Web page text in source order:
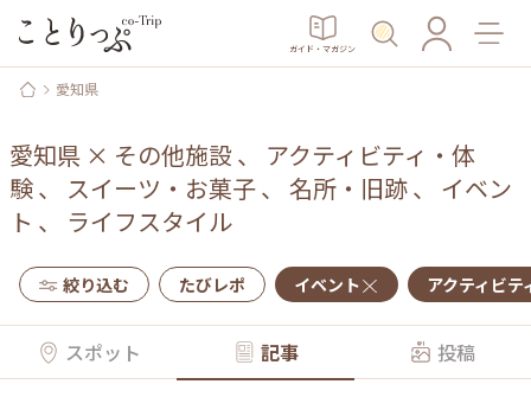
ガイド・マガジン
愛知県
愛知県 × その他施設、 アクティビティ・体
験、 スイーツ・お菓子、 名所・旧跡、 イベン
ト 、 ライフスタイル
絞り込む たびレポ イベント アクティビテ
スポット 記事 投稿